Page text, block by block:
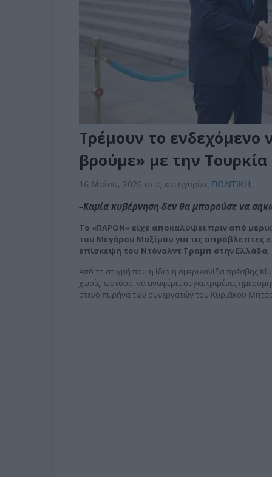
Τρέμουν το ενδεχόμενο
βρούμε» με την Τουρκία
16 Μαΐου, 2026 στις κατηγορίες ΠΟΛΙΤΙΚΗ,
–Καμία κυβέρνηση δεν θα μπορούσε να
Tο «ΠΑΡΟΝ» είχε αποκαλύψει πριν από
του Μεγάρου Μαξίμου για τις απρόβλεπτες
επίσκεψη του Ντόναλντ Τραμπ στην Ελλάδα,
Από τη στιγμή που η ίδια η αμερικανίδα πρέσβης
χωρίς, ω­στόσο, να αναφέρει συγκεκριμένες
στενό πυρήνα των συνεργατών του Κυριάκου